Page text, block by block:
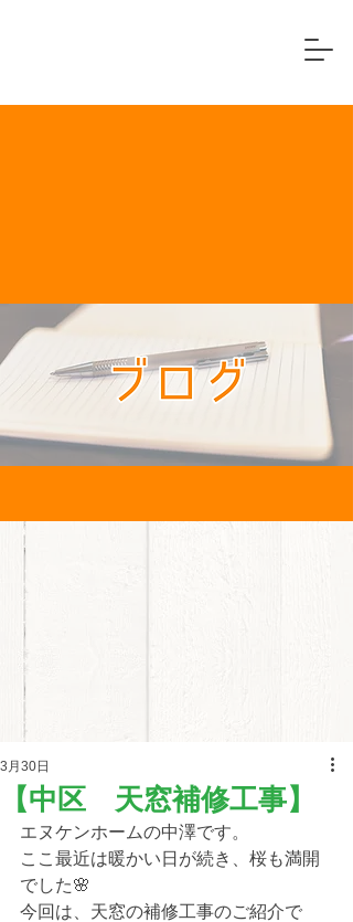
【中区 天窓補修工事】
3月30日
エヌケンホームの中澤です。
ここ最近は暖かい日が続き、桜も満開
でした🌸
今回は、天窓の補修工事のご紹介で